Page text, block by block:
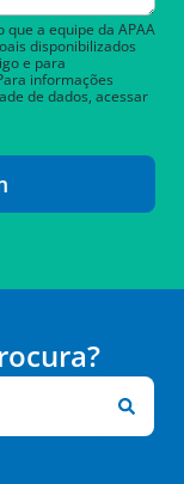
a equipe da APAA
disponibilizados
e para
informações
de dados, acessar